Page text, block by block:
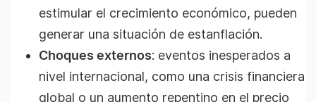
estimular el crecimiento económico, pueden
generar una situación de estanflación.
Choques externos: eventos inesperados a
nivel internacional, como una crisis financiera
global o un aumento repentino en el precio